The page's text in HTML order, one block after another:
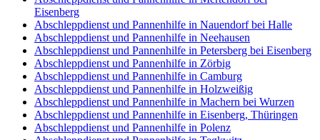
Eisenberg
Abschleppdienst und Pannenhilfe in Nauendorf bei Halle
Abschleppdienst und Pannenhilfe in Neehausen
Abschleppdienst und Pannenhilfe in Petersberg bei Eisenberg
Abschleppdienst und Pannenhilfe in Zörbig
Abschleppdienst und Pannenhilfe in Camburg
Abschleppdienst und Pannenhilfe in Holzweißig
Abschleppdienst und Pannenhilfe in Machern bei Wurzen
Abschleppdienst und Pannenhilfe in Eisenberg, Thüringen
Abschleppdienst und Pannenhilfe in Polenz